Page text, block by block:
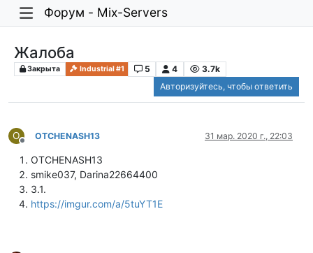
Форум - Mix-Servers
Жалоба
Закрыта Industrial #1 5 4
3.7k
Авторизуйтесь, чтобы ответить
O
Не в сети
OTCHENASH13 31 мар. 2020 г., 22:03
OTCHENASH13
smike037, Darina22664400
3.1.
https://imgur.com/a/5tuYT1E